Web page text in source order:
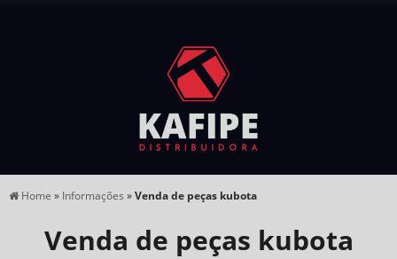
Home » Informações »Venda de peças kubota
Venda de peças kubota